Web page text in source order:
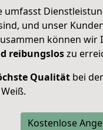
umfasst
und unser
können wir
reibungsloszu
Qualität bei
Kostenlose